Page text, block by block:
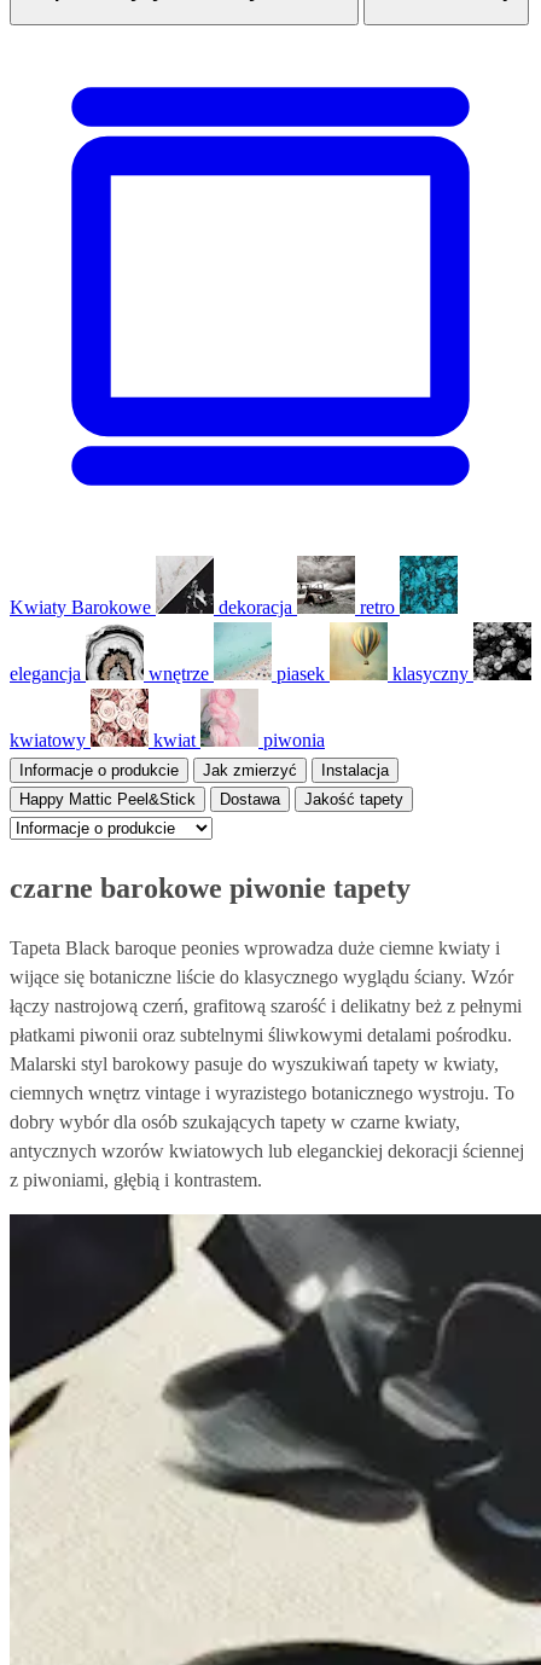
Kwiaty Barokowe dekoracja retro
elegancja wnętrze piasek klasyczny
kwiatowy kwiat piwonia
Informacje o produkcie Jak zmierzyć
Instalacja
Happy Mattic Peel&Stick
Dostawa Jakość tapety
czarne barokowe piwonie tapety
Tapeta Black baroque peonies wprowadza duże ciemne kwiaty i
wijące się botaniczne liście do klasycznego wyglądu ściany. Wzór
łączy nastrojową czerń, grafitową szarość i delikatny beż z pełnymi
płatkami piwonii oraz subtelnymi śliwkowymi detalami pośrodku.
Malarski styl barokowy pasuje do wyszukiwań tapety w kwiaty,
ciemnych wnętrz vintage i wyrazistego botanicznego wystroju. To
dobry wybór dla osób szukających tapety w czarne kwiaty,
antycznych wzorów kwiatowych lub eleganckiej dekoracji ściennej
z piwoniami, głębią i kontrastem.